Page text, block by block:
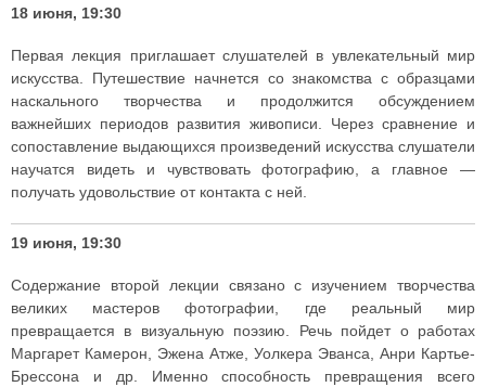
18 июня, 19:30
Первая лекция приглашает слушателей в увлекательный мир
искусства. Путешествие начнется со знакомства с образцами
наскального творчества и продолжится обсуждением
важнейших периодов развития живописи. Через сравнение и
сопоставление выдающихся произведений искусства слушатели
научатся видеть и чувствовать фотографию, а главное —
получать удовольствие от контакта с ней.
19 июня, 19:30
Содержание второй лекции связано с изучением творчества
великих мастеров фотографии, где реальный мир
превращается в визуальную поэзию. Речь пойдет о работах
Маргарет Камерон, Эжена Атже, Уолкера Эванса, Анри Картье-
Брессона и др. Именно способность превращения всего